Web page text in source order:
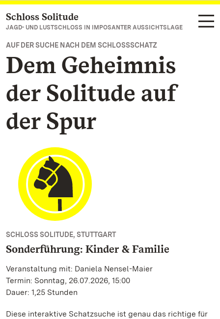
Zum Hauptinhalt springen
Schloss Solitude
JAGD- UND LUSTSCHLOSS IN IMPOSANTER AUSSICHTSLAGE
AUF DER SUCHE NACH DEM SCHLOSSSCHATZ
Dem Geheimnis
der Solitude auf
der Spur
SCHLOSS SOLITUDE, STUTTGART
Sonderführung: Kinder & Familie
Veranstaltung mit: Daniela Nensel-Maier
Termin: Sonntag, 26.07.2026, 15:00
Dauer: 1,25 Stunden
Diese interaktive Schatzsuche ist genau das richtige für